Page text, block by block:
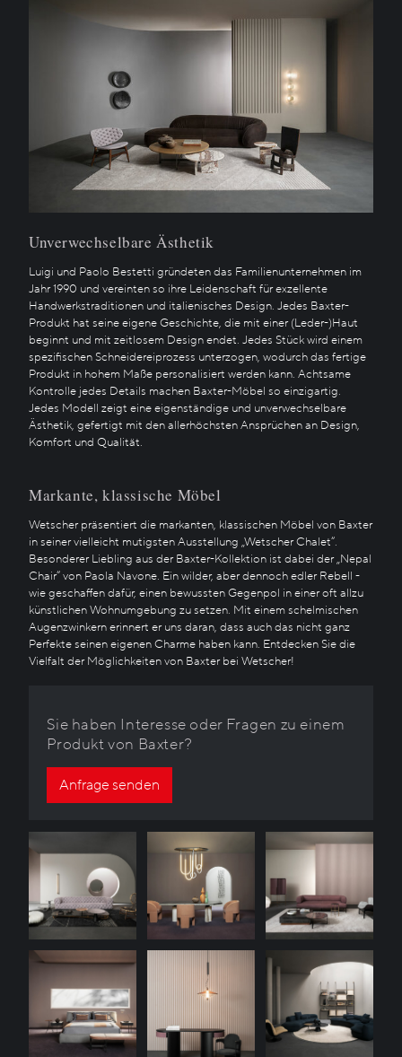
Unverwechselbare Ästhetik
Luigi und Paolo Bestetti gründeten das Familienunternehmen im
Jahr 1990 und vereinten so ihre Leidenschaft für exzellente
Handwerkstraditionen und italienisches Design. Jedes Baxter-
Produkt hat seine eigene Geschichte, die mit einer (Leder-)Haut
beginnt und mit zeitlosem Design endet. Jedes Stück wird einem
spezifischen Schneidereiprozess unterzogen, wodurch das fertige
Produkt in hohem Maße personalisiert werden kann. Achtsame
Kontrolle jedes Details machen Baxter-Möbel so einzigartig.
Jedes Modell zeigt eine eigenständige und unverwechselbare
Ästhetik, gefertigt mit den allerhöchsten Ansprüchen an Design,
Komfort und Qualität.
Markante, klassische Möbel
Wetscher präsentiert die markanten, klassischen Möbel von Baxter
in seiner vielleicht mutigsten Ausstellung „Wetscher Chalet“.
Besonderer Liebling aus der Baxter-Kollektion ist dabei der „Nepal
Chair“ von Paola Navone. Ein wilder, aber dennoch edler Rebell -
wie geschaffen dafür, einen bewussten Gegenpol in einer oft allzu
künstlichen Wohnumgebung zu setzen. Mit einem schelmischen
Augenzwinkern erinnert er uns daran, dass auch das nicht ganz
Perfekte seinen eigenen Charme haben kann. Entdecken Sie die
Vielfalt der Möglichkeiten von Baxter bei Wetscher!
Sie haben Interesse oder Fragen zu einem
Produkt von Baxter?
Anfrage senden